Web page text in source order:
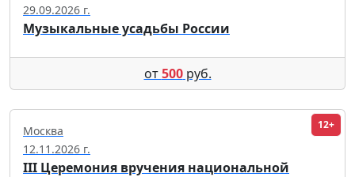
29.09.2026 г.
Музыкальные усадьбы России
от500руб.
12+
Москва
12.11.2026 г.
III Церемония вручения национальной